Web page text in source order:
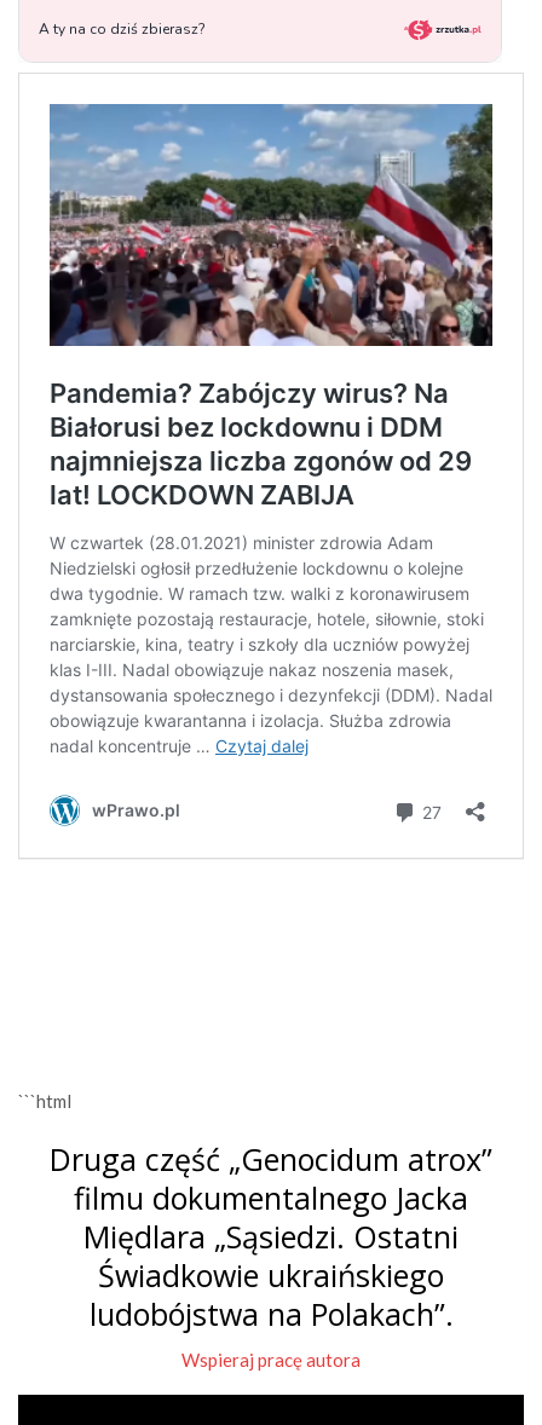
```html
Druga część „Genocidum atrox”
filmu dokumentalnego Jacka
Międlara „Sąsiedzi. Ostatni
Świadkowie ukraińskiego
ludobójstwa na Polakach”.
Wspieraj pracę autora